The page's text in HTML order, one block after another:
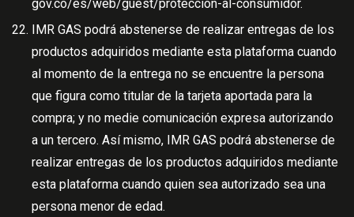
gov.co/es/web/guest/proteccion-al-consumidor.
IMR GAS podrá abstenerse de realizar entregas de los
productos adquiridos mediante esta plataforma cuando
al momento de la entrega no se encuentre la persona
que figura como titular de la tarjeta aportada para la
compra; y no medie comunicación expresa autorizando
a un tercero. Así mismo, IMR GAS podrá abstenerse de
realizar entregas de los productos adquiridos mediante
esta plataforma cuando quien sea autorizado sea una
persona menor de edad.